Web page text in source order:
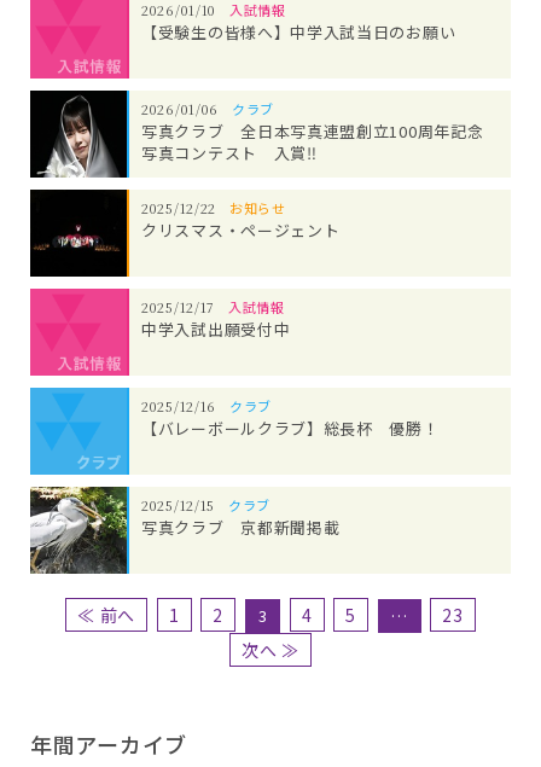
2026/01/10 入試情報
【受験生の皆様へ】中学入試当日のお願い
2026/01/06 クラブ
写真クラブ 全日本写真連盟創立100周年記念
写真コンテスト 入賞‼
2025/12/22 お知らせ
クリスマス・ページェント
2025/12/17 入試情報
中学入試出願受付中
2025/12/16 クラブ
【バレーボールクラブ】総長杯 優勝！
2025/12/15 クラブ
写真クラブ 京都新聞掲載
≪ 前へ 1 2 3 4 5 …
23
次へ ≫
年間アーカイブ